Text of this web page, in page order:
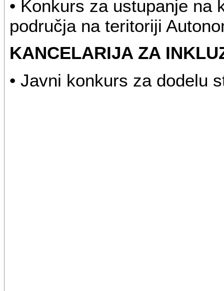
• Konkurs za ustupanje na
područja na teritoriji
KANCELARIJA ZA
• Javni konkurs za dodelu